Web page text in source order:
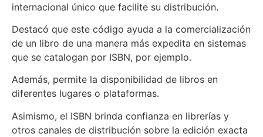
internacional único que facilite su distribución.
Destacó que este código ayuda a la comercialización
de un libro de una manera más expedita en sistemas
que se catalogan por ISBN, por ejemplo.
Además, permite la disponibilidad de libros en
diferentes lugares o plataformas.
Asimismo, el ISBN brinda confianza en librerías y
otros canales de distribución sobre la edición exacta